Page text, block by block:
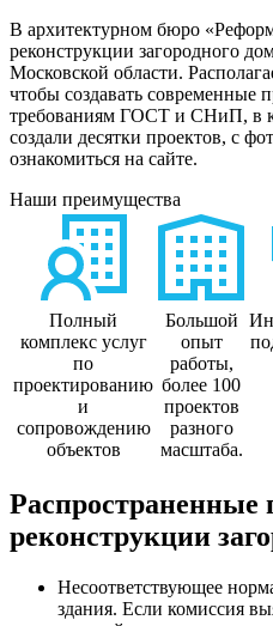
В архитектурном бюро
реконструкции загородного
Московской области.
чтобы создавать современные
требованиям ГОСТ и СНиП, в
создали десятки проектов, с
ознакомиться на сайте.
Наши преимущества
Полный
комплекс услуг
по
проектированию
и
сопровождению
объектов
Большой
опыт
работы,
более 100
проектов
разного
масштаба.
реконструкции
Несоответствующее
здания. Если комиссия